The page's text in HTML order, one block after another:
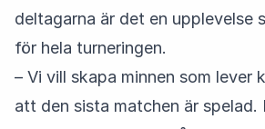
deltagarna är det en upplevelse
för hela turneringen.
– Vi vill skapa minnen som lever
att den sista matchen är spelad.